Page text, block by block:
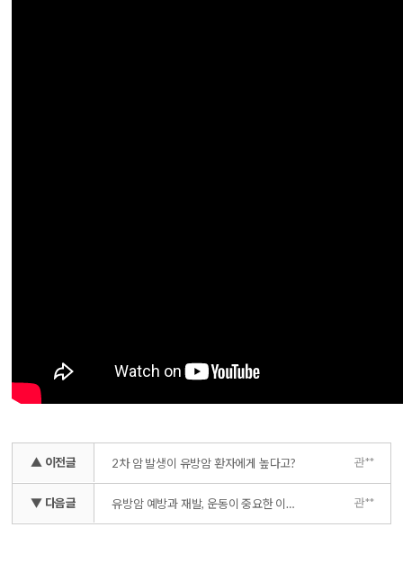
▲ 이전글 2차 암 발생이 유방암 환자에게 높다고? 관**
▼ 다음글 유방암 예방과 재발, 운동이 중요한 이유 _ 유방암 위험 00% 감소! 관**